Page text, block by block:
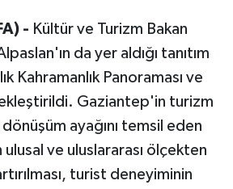
- Kültür ve Turizm Bakan
da yer aldığı tanıtım
Kahramanlık Panoraması ve
Gaziantep'in turizm
ayağını temsil eden
ve uluslararası ölçekten
turist deneyiminin